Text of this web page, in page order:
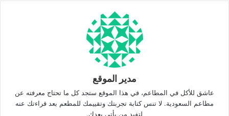
مدير الموقع
عاشق للأكل في المطاعم، في هذا الموقع ستجد كل ما تحتاج معرفته عن
مطاعم السعودية. لا تنس كتابة تجربتك وتقييمك للمطعم بعد قراءتك عنه
لتفيد من يأتي بعدك.